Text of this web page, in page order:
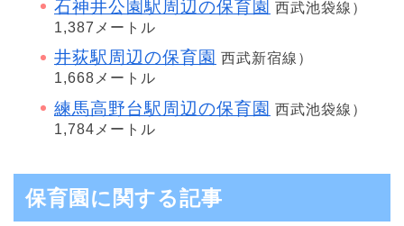
石神井公園駅周辺の保育園 西武池袋線）
1,387メートル
井荻駅周辺の保育園 西武新宿線）
1,668メートル
練馬高野台駅周辺の保育園 西武池袋線）
1,784メートル
保育園に関する記事